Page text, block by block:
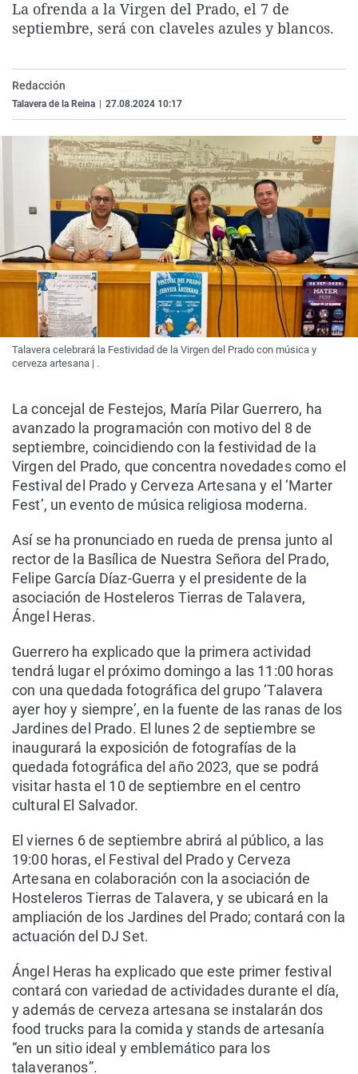
La rosa de los vientos
Gente viajera
Como el perro y el
Caso
Retornados
Equipo de
Extremadura
Galicia
La Rioja
País Vasco
Virales
Televisión
Elecciones
La ofrenda a la Virgen del Prado, el 7 de
septiembre, será con claveles azules y blancos.
Redacción
Talavera de la Reina 27.08.2024 10:17
Talavera celebrará la Festividad de la Virgen del Prado con música y
cerveza artesana | .
La concejal de Festejos, María Pilar Guerrero, ha
avanzado la programación con motivo del 8 de
septiembre, coincidiendo con la festividad de la
Virgen del Prado, que concentra novedades como el
Festival del Prado y Cerveza Artesana y el ‘Marter
Fest’, un evento de música religiosa moderna.
Así se ha pronunciado en rueda de prensa junto al
rector de la Basílica de Nuestra Señora del Prado,
Felipe García Díaz-Guerra y el presidente de la
asociación de Hosteleros Tierras de Talavera,
Ángel Heras.
Guerrero ha explicado que la primera actividad
tendrá lugar el próximo domingo a las 11:00 horas
con una quedada fotográfica del grupo ‘Talavera
ayer hoy y siempre’, en la fuente de las ranas de los
Jardines del Prado. El lunes 2 de septiembre se
inaugurará la exposición de fotografías de la
quedada fotográfica del año 2023, que se podrá
visitar hasta el 10 de septiembre en el centro
cultural El Salvador.
El viernes 6 de septiembre abrirá al público, a las
19:00 horas, el Festival del Prado y Cerveza
Artesana en colaboración con la asociación de
Hosteleros Tierras de Talavera, y se ubicará en la
ampliación de los Jardines del Prado; contará con la
actuación del DJ Set.
Ángel Heras ha explicado que este primer festival
contará con variedad de actividades durante el día,
y además de cerveza artesana se instalarán dos
food trucks para la comida y stands de artesanía
“en un sitio ideal y emblemático para los
talaveranos”.